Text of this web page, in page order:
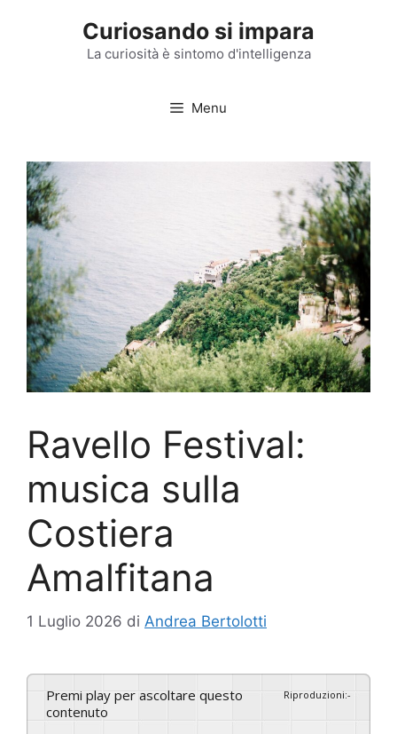
Curiosando si impara
La curiosità è sintomo d'intelligenza
Menu
Ravello Festival:
musica sulla
Costiera
Amalfitana
1 Luglio 2026 di Andrea Bertolotti
Premi play per ascoltare questo
contenuto
Riproduzioni:-